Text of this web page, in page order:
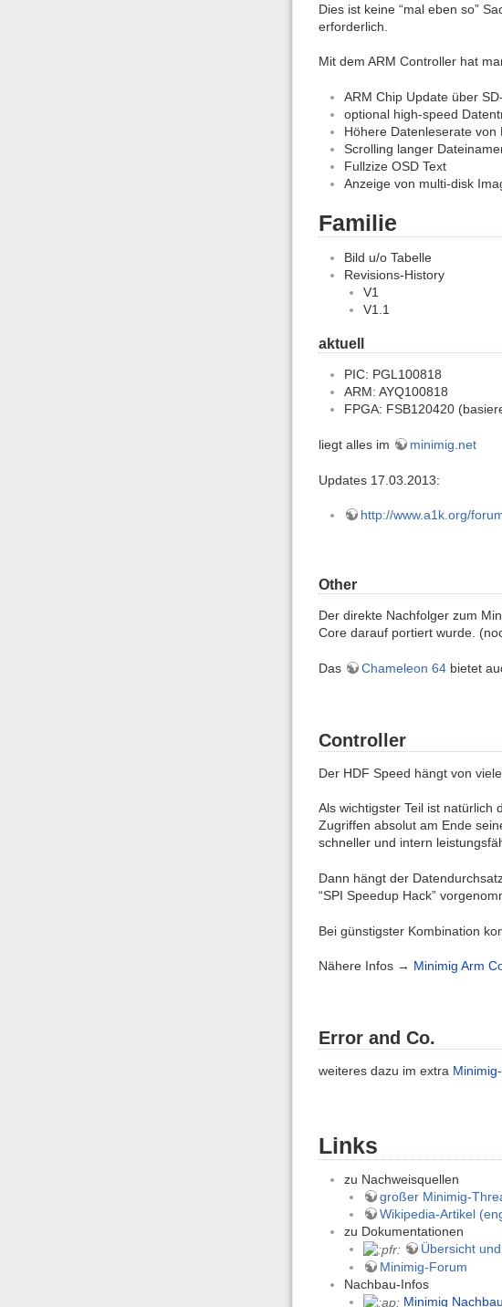
Dies ist keine “mal eben so”
erforderlich.
Mit dem ARM Controller hat
ARM Chip Update über
optional high-speed
Höhere Datenleserate
Scrolling langer
Fullzize OSD Text
Anzeige von multi-disk
Familie
Bild u/o Tabelle
Revisions-History
V1
V1.1
aktuell
PIC: PGL100818
ARM: AYQ100818
FPGA: FSB120420
liegt alles im minimig.net
Updates 17.03.2013:
http://www.a1k.org/
Other
Der direkte Nachfolger zum
Core darauf portiert wurde.
Das Chameleon 64 bietet
Controller
Der HDF Speed hängt von
Als wichtigster Teil ist natürlich
Zugriffen absolut am Ende
schneller und intern
Dann hängt der
“SPI Speedup Hack”
Bei günstigster Kombination
Nähere Infos → Minimig Arm
Error and Co.
weiteres dazu im extra
Links
zu Nachweisquellen
großer Minimig-
Wikipedia-Artikel
zu Dokumentationen
Übersicht
Minimig-Forum
Nachbau-Infos
Minimig Nachbau